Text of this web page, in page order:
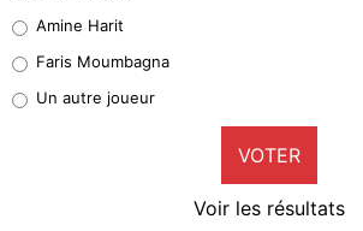
1%
9%
Amine Harit
Faris Moumbagna
Un autre joueur
VOTER
Voir les résultats